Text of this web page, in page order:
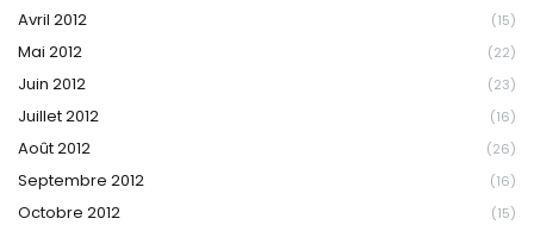
Avril 2012 (15)
Mai 2012 (22)
Juin 2012 (23)
Juillet 2012 (16)
Août 2012 (26)
Septembre 2012 (16)
Octobre 2012 (15)